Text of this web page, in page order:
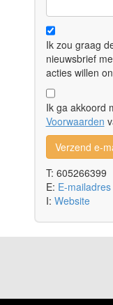
Ik zou graag
nieuwsbrief
acties willen
Ik ga akkoord
Voorwaarden
Verzend e-
T: 605266399
E: E-mailadres
I: Website